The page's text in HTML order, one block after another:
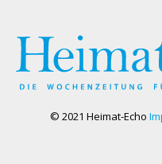
© 2021 Heimat-Echo